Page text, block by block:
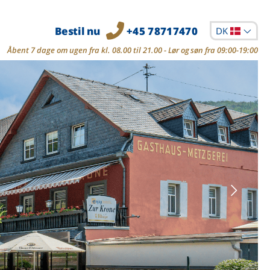
Bestil nu +45 78717470 DK
Åbent 7 dage om ugen fra kl. 08.00 til 21.00 - Lør og søn fra 09:00-19:00